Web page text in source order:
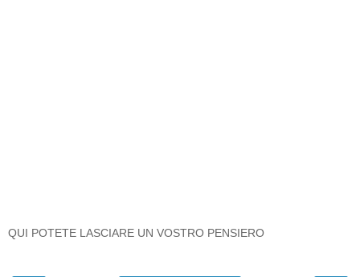
QUI POTETE LASCIARE UN VOSTRO PENSIERO